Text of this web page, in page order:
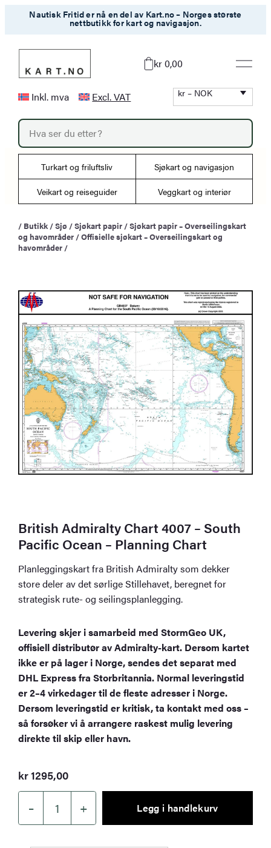
Nautisk Fritid er nå en del av Kart.no – Norges største
nettbutikk for kart og navigasjon.
kr 0,00
Inkl. mva Excl. VAT kr – NOK
P
o
d
t
r
c
h
Turkart og friluftsliv Sjøkart og navigasjon
Veikart og reiseguider Veggkart og interiør
/ Butikk /Sjø /Sjøkart papir /Sjøkart papir – Overseilingskart
og havområder /Offisielle sjøkart – Overseilingskart og
havområder /
British Admiralty Chart 4007 – South
Pacific Ocean – Planning Chart
Planleggingskart fra British Admiralty som dekker
store deler av det sørlige Stillehavet, beregnet for
strategisk rute- og seilingsplanlegging.
Levering skjer i samarbeid med StormGeo UK,
offisiell distributør av Admiralty-kart. Dersom kartet
ikke er på lager i Norge, sendes det separat med
DHL Express fra Storbritannia. Normal leveringstid
er 2–4 virkedager til de fleste adresser i Norge.
Dersom leveringstid er kritisk, ta kontakt med oss –
så forsøker vi å arrangere raskest mulig levering
direkte til skip eller havn.
kr1295,00
–
British
Admiralty
Chart
+ Legg i handlekurv